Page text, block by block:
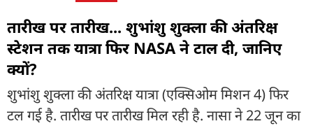
तारीख पर तारीख... शुभांशु शुक्ला की अंतरिक्ष
स्टेशन तक यात्रा फिर NASA ने टाल दी, जानिए
क्यों?
शुभांशु शुक्ला की अंतरिक्ष यात्रा (एक्सिओम मिशन 4) फिर
टल गई है. तारीख पर तारीख मिल रही है. नासा ने 22 जून का